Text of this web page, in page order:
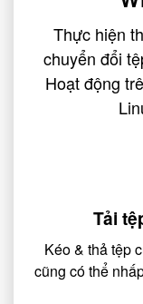
Thực hiện
chuyển đổi
Hoạt động
Tải
Kéo & thả tệp
cũng có thể